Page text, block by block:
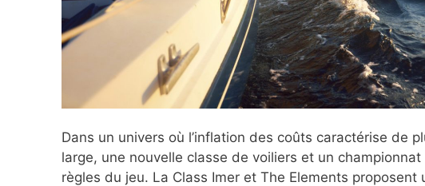
Dans un univers où l’inflation des coûts caractérise de
large, une nouvelle classe de voiliers et un
règles du jeu. La Class Imer et The Elements